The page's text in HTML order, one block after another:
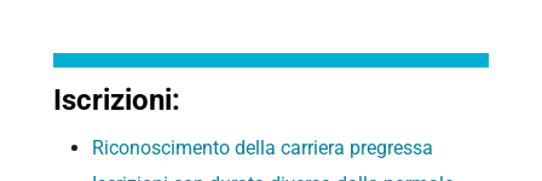
Iscrizioni:
Riconoscimento della carriera pregressa